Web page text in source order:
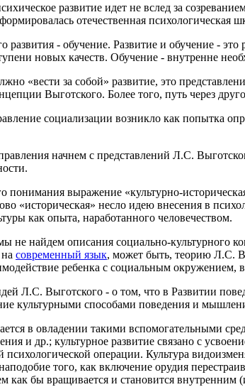
развитие идет не вслед за
отечественная психологическая
развития - обучение. Развитие и обучение -
новых качеств. Обучение - внутренне
«вести за собой» развитие, это
Выготского. Более того, путь через
социализации возникло как попытка
начнем с представлений Л.С.
понимания выражение «культурно-
«историческая» несло идею внесения в
как опыта, наработанного человечеством.
не найдем описания социально-культурного
современный язык, может быть, теорию Л.С.
ребенка с социальным
Л.С. Выготского - о том, что в Развитии
культурными способами поведения и
в овладении такими вспомогательными
и др.; культурное развитие связано с
операции. Культура
того, как включение орудия
как бы вращивается и становится внутренним